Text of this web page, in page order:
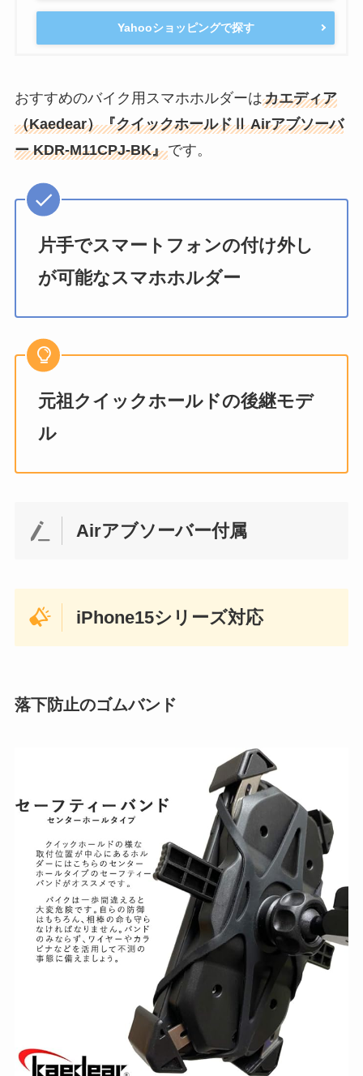
Yahooショッピングで探す
おすすめのバイク用スマホホルダーはカエディア
（Kaedear）『クイックホールドⅡ Airアブソーバ
ー KDR-M11CPJ-BK』です。
片手でスマートフォンの付け外し
が可能なスマホホルダー
元祖クイックホールドの後継モデ
ル
Airアブソーバー付属
iPhone15シリーズ対応
落下防止のゴムバンド